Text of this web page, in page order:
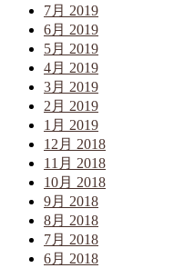
7月 2019
6月 2019
5月 2019
4月 2019
3月 2019
2月 2019
1月 2019
12月 2018
11月 2018
10月 2018
9月 2018
8月 2018
7月 2018
6月 2018